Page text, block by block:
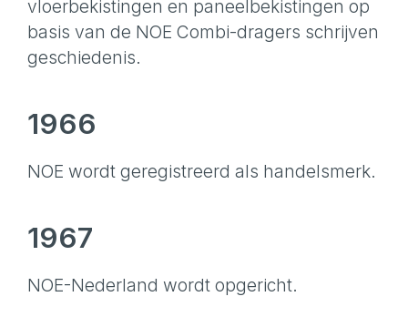
vloerbekistingen en paneelbekistingen op
basis van de NOE Combi-dragers schrijven
geschiedenis.
1966
NOE wordt geregistreerd als handelsmerk.
1967
NOE-Nederland wordt opgericht.